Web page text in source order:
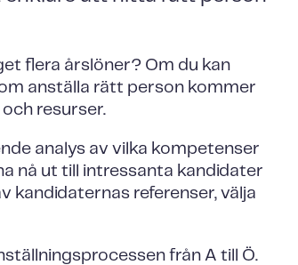
flera årslöner? Om du kan
anställa rätt person kommer
resurser.
analys av vilka kompetenser
nå ut till intressanta kandidater
kandidaternas referenser, välja
från A till Ö.